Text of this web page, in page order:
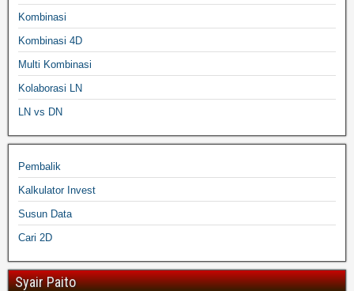
Kombinasi
Kombinasi 4D
Multi Kombinasi
Kolaborasi LN
LN vs DN
Pembalik
Kalkulator Invest
Susun Data
Cari 2D
Syair Paito